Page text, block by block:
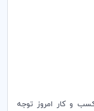
و کار امروز توجه